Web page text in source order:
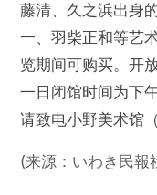
藤清、久之浜出身
一、羽柴正和等艺
览期间可购买。开
一日闭馆时间为下
请致电小野美术馆
(来源：いわき民報